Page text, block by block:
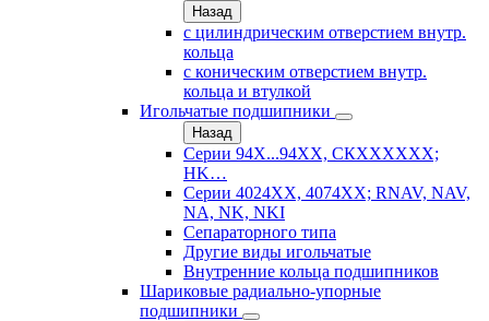
Назад
с цилиндрическим отверстием внутр.
кольца
с коническим отверстием внутр.
кольца и втулкой
Игольчатые подшипники
Назад
Серии 94Х...94ХХ, СКХХХХХХ;
HK…
Серии 4024ХХ, 4074ХХ; RNAV, NAV,
NA, NK, NKI
Сепараторного типа
Другие виды игольчатые
Внутренние кольца подшипников
Шариковые радиально-упорные
подшипники